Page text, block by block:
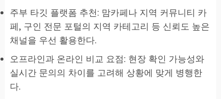
주부 타깃 플랫폼 추천: 맘카페나 지역 커뮤니티 카
페, 구인 전문 포털의 지역 카테고리 등 신뢰도 높은
채널을 우선 활용한다.
오프라인과 온라인 비교 요점: 현장 확인 가능성와
실시간 문의의 차이를 고려해 상황에 맞게 병행한
다.